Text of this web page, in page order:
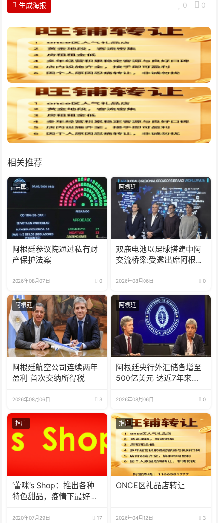
0 0
生成海报
相关推荐
中国
阿根廷参议院通过私有财
产保护法案
2026年08月07日 0
阿根廷
双鹿电池以足球搭建中阿
交流桥梁:受邀出席阿根廷
2026年08月06日 0
阿根廷
阿根廷航空公司连续两年
盈利 首次交纳所得税
2026年08月06日 3
阿根廷
阿根廷央行外汇储备增至
500亿美元 达近7年来最
2026年08月06日 0
推广
‘蕾咪’s Shop：推出各种
特色甜品，疫情下最好的
2020年07月29日 17
推广
ONCE区礼品店转让
2026年04月12日 3